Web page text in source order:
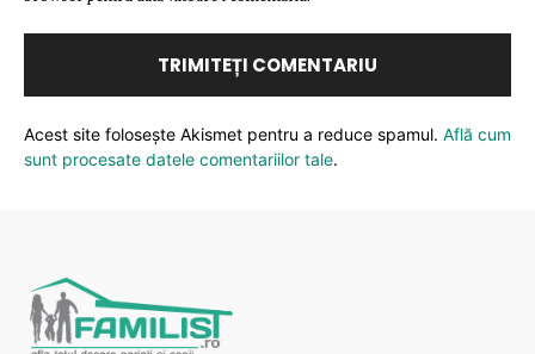
Acest site folosește Akismet pentru a reduce spamul. Află cum
sunt procesate datele comentariilor tale.